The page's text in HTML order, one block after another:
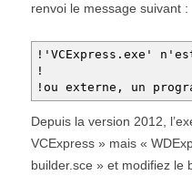
renvoi le message suivant :
!'VCExpress.exe'
!ou externe, un
Depuis la version 2012,
VCExpress » mais «
builder.sce » et modifiez le